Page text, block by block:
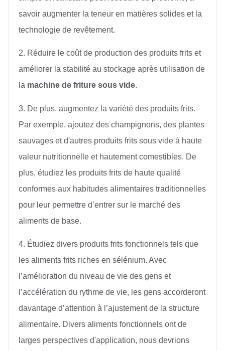
savoir augmenter la teneur en matières solides et la
technologie de revêtement.
2. Réduire le coût de production des produits frits et
améliorer la stabilité au stockage après utilisation de
la machine de friture sous vide.
3. De plus, augmentez la variété des produits frits.
Par exemple, ajoutez des champignons, des plantes
sauvages et d'autres produits frits sous vide à haute
valeur nutritionnelle et hautement comestibles. De
plus, étudiez les produits frits de haute qualité
conformes aux habitudes alimentaires traditionnelles
pour leur permettre d’entrer sur le marché des
aliments de base.
4. Étudiez divers produits frits fonctionnels tels que
les aliments frits riches en sélénium. Avec
l’amélioration du niveau de vie des gens et
l’accélération du rythme de vie, les gens accorderont
davantage d’attention à l’ajustement de la structure
alimentaire. Divers aliments fonctionnels ont de
larges perspectives d'application, nous devrions